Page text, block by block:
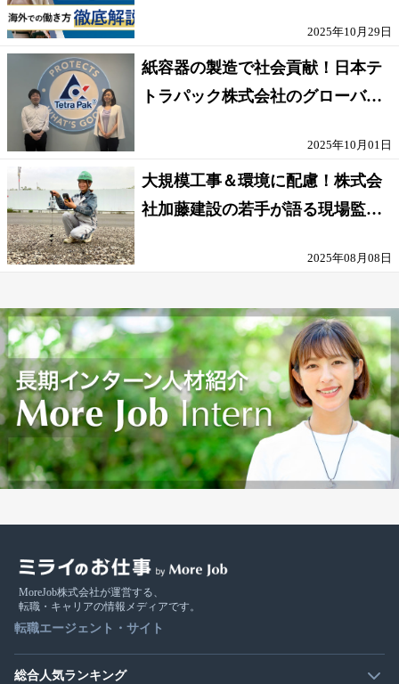
2025年10月29日
紙容器の製造で社会貢献！日本テ
トラパック株式会社のグローバル
2025年10月01日
大規模工事＆環境に配慮！株式会
社加藤建設の若手が語る現場監督
2025年08月08日
MoreJob株式会社が運営する、
転職・キャリアの情報メディアです。
転職エージェント・サイト
総合人気ランキング